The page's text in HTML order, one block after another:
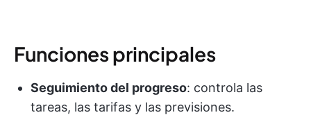
Funciones principales
Seguimiento del progreso: controla las
tareas, las tarifas y las previsiones.